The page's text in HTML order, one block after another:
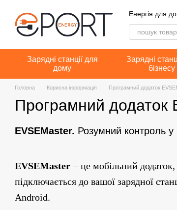
Енергія для
Зарядні станції для
дому
Зарядні
бізнесу
Головна Корисна інформація Програмний додаток
Програмний додаток
EVSEMaster. Розумний контроль у
EVSEMaster –це мобільний
підключається до вашої зарядної
Android.